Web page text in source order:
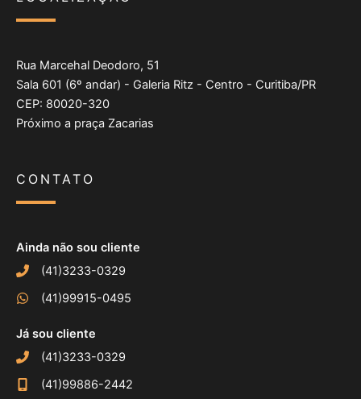
Rua Marcehal Deodoro, 51
Sala 601 (6º andar) - Galeria Ritz - Centro - Curitiba/PR
CEP: 80020-320
Próximo a praça Zacarias
CONTATO
Ainda não sou cliente
(41)3233-0329
(41)99915-0495
Já sou cliente
(41)3233-0329
(41)99886-2442